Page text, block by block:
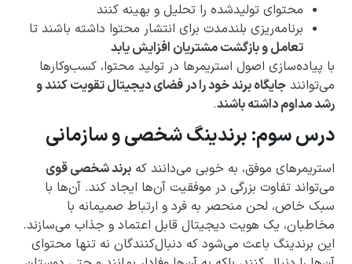
محتوای تولیدشده را تحلیل و بهینه کنند
برنامه‌ریزی بلندمدت برای انتشار محتوا داشته باشند تا
تعامل و بازگشت مشتریان افزایش یابد
با پیاده‌سازی اصول استریمرها در تولید محتوا، کسب‌وکارها
می‌توانند جایگاه برند خود را در فضای دیجیتال تقویت کنند و
رشد مداوم داشته باشند.
درس سوم: برندینگ شخصی و سازمانی
استریمرهای موفق، به خوبی می‌دانند که برند شخصی قوی
می‌تواند تفاوت بزرگی در موفقیت آن‌ها ایجاد کند. آن‌ها با
سبک خاص، لحن منحصر به فرد و ارتباط صمیمانه با
مخاطبان، یک هویت دیجیتال قابل اعتماد و جذاب می‌سازند.
این برندینگ باعث می‌شود که دنبال‌کنندگان نه تنها محتوای